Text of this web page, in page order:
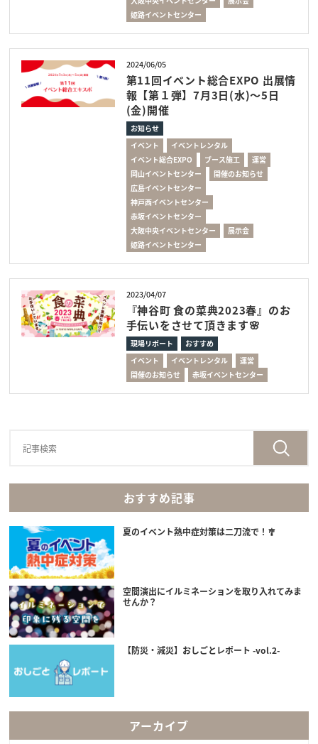
姫路イベントセンター
2024/06/05
第11回イベント総合EXPO 出展情
報【第１弾】7月3日(水)～5日
(金)開催
お知らせ
イベント
イベントレンタル
イベント総合EXPO
ブース施工
運営
岡山イベントセンター
開催のお知らせ
広島イベントセンター
神戸西イベントセンター
赤坂イベントセンター
大阪中央イベントセンター
展示会
姫路イベントセンター
2023/04/07
『神谷町 食の菜典2023春』のお
手伝いをさせて頂きます🌸
現場リポート
おすすめ
イベント
イベントレンタル
運営
開催のお知らせ
赤坂イベントセンター
おすすめ記事
夏のイベント熱中症対策は二刀流で！🎐
空間演出にイルミネーションを取り入れてみま
せんか？
【防災・減災】おしごとレポート -vol.2-
アーカイブ